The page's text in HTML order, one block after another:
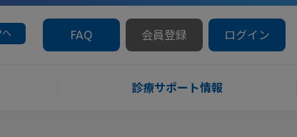
へ FAQ 会員登録 ログイン
診療サポート情報